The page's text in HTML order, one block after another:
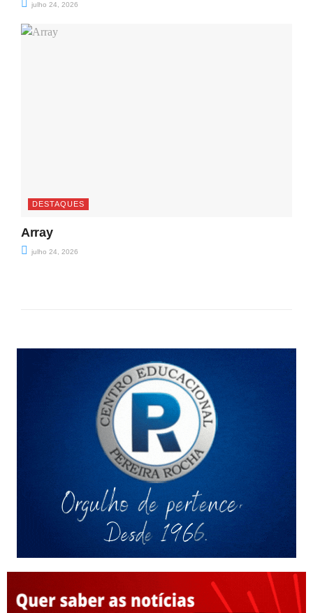
julho 24, 2026
DESTAQUES
Array
julho 24, 2026